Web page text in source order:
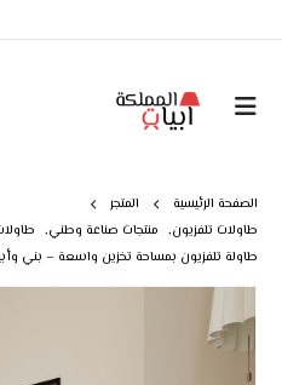
الصفحة الرئيسية
المتجر
طاولات تلفزيون, منتجات صناعة وطني,
طاولة تلفزيون بمساحة تخزين واسعة – بني